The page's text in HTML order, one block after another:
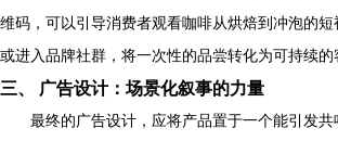
维码，可以引导消费者观看咖啡从烘焙到冲泡的短
或进入品牌社群，将一次性的品尝转化为可持续的
三、 广告设计：场景化叙事的力量
最终的广告设计，应将产品置于一个能引发共